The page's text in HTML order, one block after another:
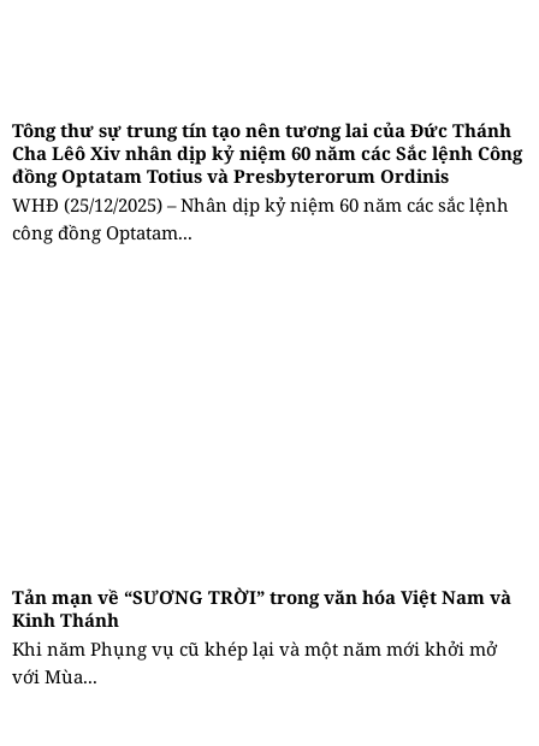
Tông thư sự trung tín tạo nên tương lai của Đức Thánh
Cha Lêô Xiv nhân dịp kỷ niệm 60 năm các Sắc lệnh Công
đồng Optatam Totius và Presbyterorum Ordinis
WHĐ (25/12/2025) – Nhân dịp kỷ niệm 60 năm các sắc lệnh
công đồng Optatam...
Tản mạn về “SƯƠNG TRỜI” trong văn hóa Việt Nam và
Kinh Thánh
Khi năm Phụng vụ cũ khép lại và một năm mới khởi mở
với Mùa...